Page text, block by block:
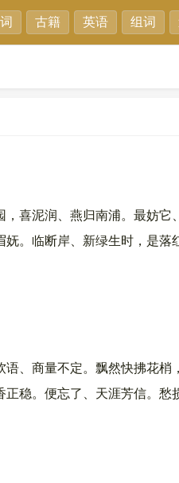
古籍 英语 组词
喜泥润、燕归南浦。最妨它
。临断岸、新绿生时，是落
、商量不定。飘然快拂花梢
稳。便忘了、天涯芳信。愁